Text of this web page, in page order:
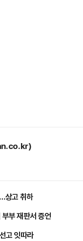
상고 취하
부 재판서 증언
고 잇따라